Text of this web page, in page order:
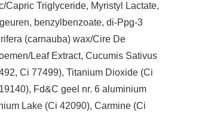
Triglyceride, Myristyl Lactate,
benzylbenzoate, di-Ppg-3
(carnauba) wax/Cire De
Leaf Extract, Cucumis Sativus
Ci 77499), Titanium Dioxide (Ci
Fd&C geel nr. 6 aluminium
Lake (Ci 42090), Carmine (Ci